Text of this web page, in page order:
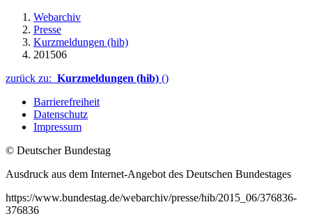
Webarchiv
Presse
Kurzmeldungen (hib)
201506
zurück zu: Kurzmeldungen (hib) ()
Barrierefreiheit
Datenschutz
Impressum
© Deutscher Bundestag
Ausdruck aus dem Internet-Angebot des Deutschen Bundestages
https://www.bundestag.de/webarchiv/presse/hib/2015_06/376836-
376836